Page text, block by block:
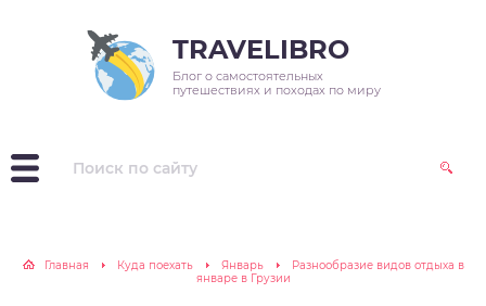
TRAVELIBRO
Блог о самостоятельных
путешествиях и походах по миру
Главная Куда поехать Январь
Разнообразие видов отдыха в
январе в Грузии
выживания в
походных
путешествия